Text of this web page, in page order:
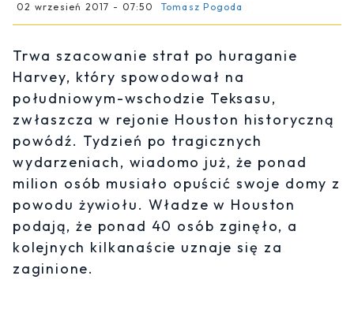
02 wrzesień 2017 - 07:50 Tomasz Pogoda
Trwa szacowanie strat po huraganie
Harvey, który spowodował na
południowym-wschodzie Teksasu,
zwłaszcza w rejonie Houston historyczną
powódź. Tydzień po tragicznych
wydarzeniach, wiadomo już, że ponad
milion osób musiało opuścić swoje domy z
powodu żywiołu. Władze w Houston
podają, że ponad 40 osób zginęło, a
kolejnych kilkanaście uznaje się za
zaginione.